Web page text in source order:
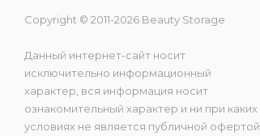
Copyright © 2011-2026 Beauty Storage
Данный интернет-сайт носит
исключительно информационный
характер, вся информация носит
ознакомительный характер и ни при каких
условиях не является публичной офертой,